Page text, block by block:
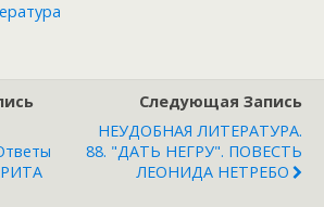
Следующая Запись
НЕУДОБНАЯ ЛИТЕРАТУРА.
88. "ДАТЬ НЕГРУ". ПОВЕСТЬ
ЛЕОНИДА НЕТРЕБО